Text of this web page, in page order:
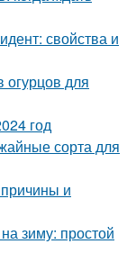
свойства и
огурцов для
год
сорта для
и
зиму: простой